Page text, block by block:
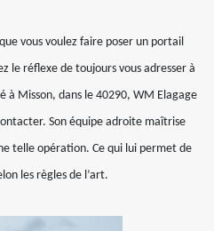
vous voulez faire poser un portail
le réflexe de toujours vous adresser à
à Misson, dans le 40290, WM Elagage
Son équipe adroite maîtrise
telle opération. Ce qui lui permet de
les règles de l’art.